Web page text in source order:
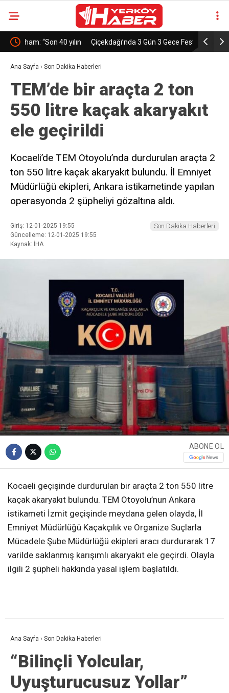
Çiçekdağı’nda 3 Gün 3 Gece Festival Coşkusu! Millet
Ana Sayfa › Son Dakika Haberleri
TEM’de bir araçta 2 ton
550 litre kaçak akaryakıt
ele geçirildi
Kocaeli’de TEM Otoyolu’nda durdurulan araçta 2
ton 550 litre kaçak akaryakıt bulundu. İl Emniyet
Müdürlüğü ekipleri, Ankara istikametinde yapılan
operasyonda 2 şüpheliyi gözaltına aldı.
Giriş: 12-01-2025 19:55
Güncelleme: 12-01-2025 19:55
Kaynak: İHA
Son Dakika Haberleri
ABONE OL
Kocaeli geçişinde durdurulan bir araçta 2 ton 550 litre
kaçak akaryakıt bulundu. TEM Otoyolu’nun Ankara
istikameti İzmit geçişinde meydana gelen olayda, İl
Emniyet Müdürlüğü Kaçakçılık ve Organize Suçlarla
Mücadele Şube Müdürlüğü ekipleri aracı durdurarak 17
varilde saklanmış karışımlı akaryakıt ele geçirdi. Olayla
ilgili 2 şüpheli hakkında yasal işlem başlatıldı.
Ana Sayfa › Son Dakika Haberleri
“Bilinçli Yolcular,
Uyuşturucusuz Yollar”